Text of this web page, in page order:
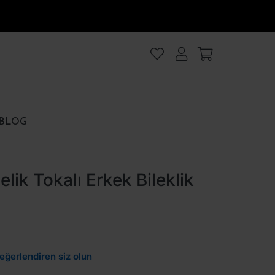
BLOG
Tokalı Erkek Bileklik
siz olun
Hepsini kabul et